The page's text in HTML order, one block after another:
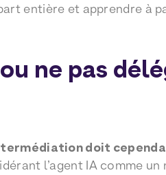
entière et apprendre à
ne pas
doit
l’agent IA comme